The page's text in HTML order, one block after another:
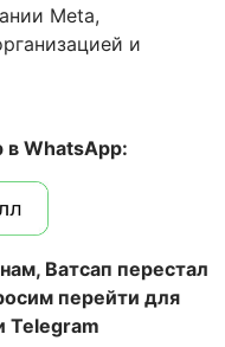
Meta,
и
WhatsApp:
Ватсап перестал
перейти для
Telegram